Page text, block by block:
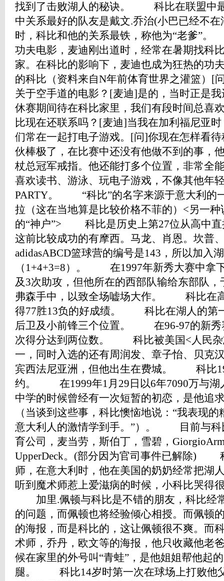
找到了击败湖人的秘诀。 科比在联盟中
中关系最好的队友是戴文.乔治(小巴已经不
时，科比和他的关系最铁，称他为“老爹”
功夫电影，麦迪刚出道时，经常在暑期找科
家。在科比的影响下，麦迪也成为狂热的功
的科比（资料来自N年前体育世界之灌篮）[
关于空手道的电影？[麦迪]是的，当时正是
休赛期间待在科比家里，我们有段时间总喜
比现在还联系吗？[麦迪]当我在加利福尼亚
们常在一起打电子游戏。[问]你现在怎样看
伙棒极了，在比赛中还没有他做不到的事，
杖总冠军戒指。他还能打多个位置，非常
喜欢读书、游泳、玩电子游戏，不像其他年
PARTY。 “科比”的名字来源于意大利的
拉（这在当地算是比较价格不菲的）<另一
的“神户”> 科比是历史上第27位从高中直
这前比较成功的有摩西。马龙、肖恩。坎
adidasABCD篮球营的编号是143，所以加入
（1+4+3=8）。 在1997年新秀大赛中拿
及3次助攻，但他所在的西部队输给东部队
弗森手中，以致全场嘘场大作。 科比在
得77胜13负的好成绩。 科比在湖人的第
后卫及小前锋三个位置。 在96-97的新秀
次得分达到两位数。 科比被美国<人民杂
一，同时入选的还有周润发、章子怡、贝
宾西法尼亚洲，但他出生在费城。 科比
约。 在1999年1月29日以6年7090万与
中学的时候曾经有一次短暂的初恋，是他追
（当谈到这些事，科比懊恼地说：“我表现
意大利人的激情学到手。”）。 目前与科
育公司，麦当劳，斯伯丁，雪碧，
UpperDeck。(部分因为官司事件已解除)
师，在意大利时，他在美国的奶奶经常把湖
听到魔术师惹上爱滋病的时候，小科比哭得
加里.佩顿与科比是不错的朋友，科比经
的问题，而佩顿也将经验倾心相授。而佩顿
的海报，而是科比的，这让佩顿很不爽。而
术师，乔丹，欧文等的海报，他只收藏他
候在家里的外号叫“青蛙”，是他姐姐帮他起
腿。 科比14岁时第一次在球场上打败